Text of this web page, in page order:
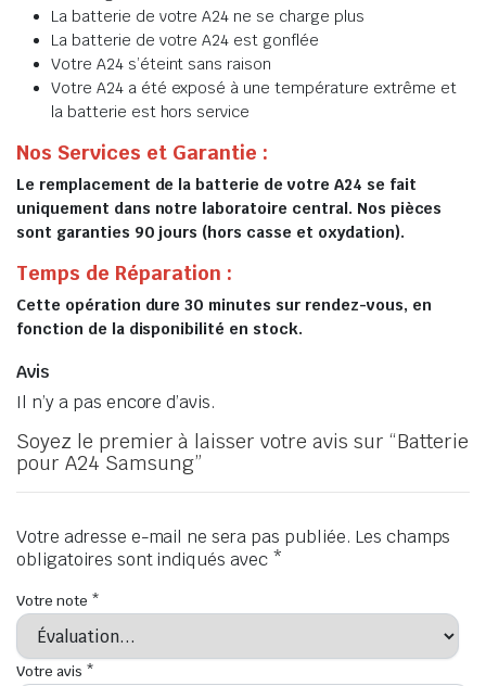
La batterie de votre A24 ne se charge plus
La batterie de votre A24 est gonflée
Votre A24 s’éteint sans raison
Votre A24 a été exposé à une température extrême et
la batterie est hors service
Nos Services et Garantie :
Le remplacement de la batterie de votre A24 se fait
uniquement dans notre laboratoire central. Nos pièces
sont garanties 90 jours (hors casse et oxydation).
Temps de Réparation :
Cette opération dure 30 minutes sur rendez-vous, en
fonction de la disponibilité en stock.
Avis
Il n’y a pas encore d’avis.
Soyez le premier à laisser votre avis sur “Batterie
pour A24 Samsung”
Votre adresse e-mail ne sera pas publiée. Les champs
obligatoires sont indiqués avec *
Votre note *
Votre avis *